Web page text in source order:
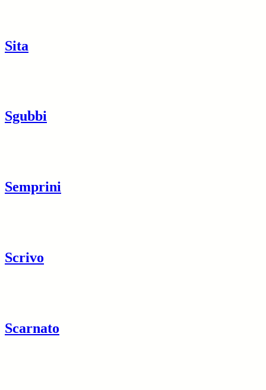
Sita
Sgubbi
Semprini
Scrivo
Scarnato